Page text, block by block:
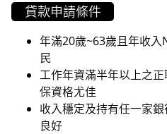
貸款申請條件
年滿20歲~63歲且年收入
民
工作年資滿半年以上之
保資格尤佳
收入穩定及持有任一家
良好